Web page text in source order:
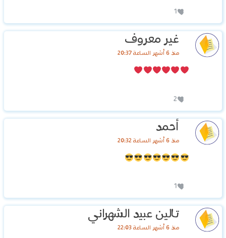
1
غير معروف
منذ 6 أشهر الساعة 20:37
2
أحمد
منذ 6 أشهر الساعة 20:32
1
‏تالين عبيد الشهراني
منذ 6 أشهر الساعة 22:03